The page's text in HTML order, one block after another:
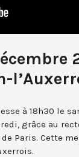
à 18h30 le
grâce au
Paris. Cette